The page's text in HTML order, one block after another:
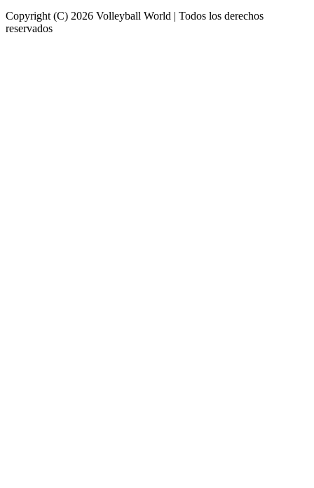
Copyright (C) 2026 Volleyball World | Todos los derechos
reservados